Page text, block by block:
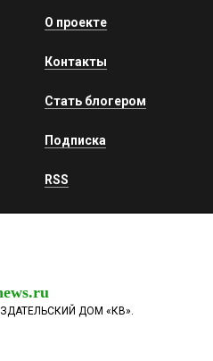
О проекте
Контакты
Стать блогером
Подписка
RSS
ДОМ «КВ».